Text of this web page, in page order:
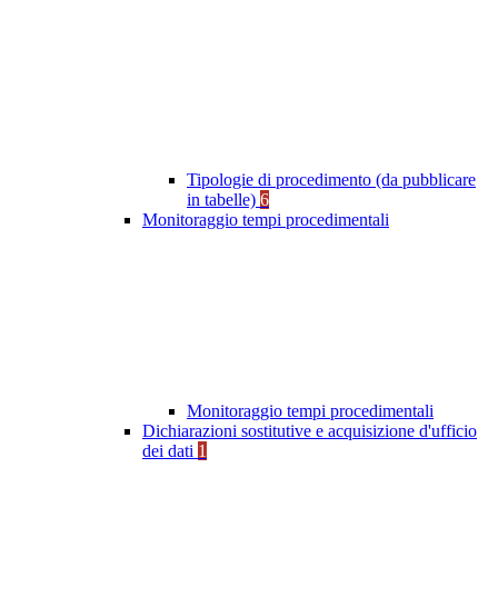
Tipologie di procedimento (da pubblicare
in tabelle) 6
Monitoraggio tempi procedimentali
Monitoraggio tempi procedimentali
Dichiarazioni sostitutive e acquisizione d'ufficio
dei dati 1